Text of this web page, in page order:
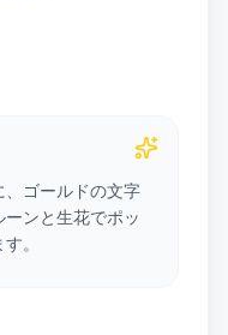
、ゴールドの文字
ンと生花でポッ
。